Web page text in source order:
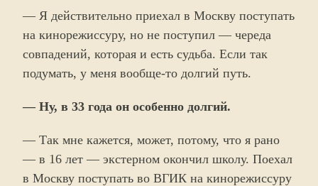
— Я действительно приехал в Москву поступать
на кинорежиссуру, но не поступил — череда
совпадений, которая и есть судьба. Если так
подумать, у меня вообще-то долгий путь.
— Ну, в 33 года он особенно долгий.
— Так мне кажется, может, потому, что я рано
— в 16 лет — экстерном окончил школу. Поехал
в Москву поступать во ВГИК на кинорежиссуру